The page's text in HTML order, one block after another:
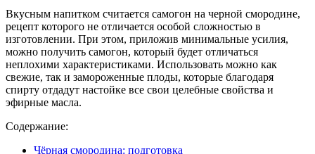
Вкусным напитком считается самогон на черной смородине,
рецепт которого не отличается особой сложностью в
изготовлении. При этом, приложив минимальные усилия,
можно получить самогон, который будет отличаться
неплохими характеристиками. Использовать можно как
свежие, так и замороженные плоды, которые благодаря
спирту отдадут настойке все свои целебные свойства и
эфирные масла.
Содержание:
Чёрная смородина: подготовка